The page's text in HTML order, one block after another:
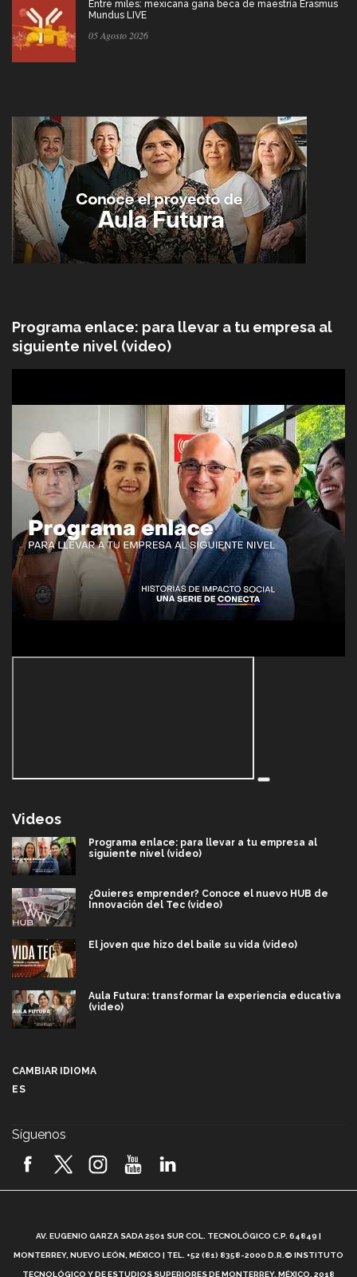
Entre miles: mexicana gana beca de maestría Erasmus
Mundus LIVE
05 Agosto 2026
Programa enlace: para llevar a tu empresa al
siguiente nivel (video)
Videos
Programa enlace: para llevar a tu empresa al
siguiente nivel (video)
¿Quieres emprender? Conoce el nuevo HUB de
Innovación del Tec (video)
El joven que hizo del baile su vida (video)
Aula Futura: transformar la experiencia educativa
(video)
2026! (video)
¿Cómo es el Modelo Educativo Tec? (video)
CAMBIAR IDIOMA
ES
Síguenos
AV. EUGENIO GARZA SADA 2501 SUR COL. TECNOLÓGICO C.P. 64849 |
MONTERREY, NUEVO LEÓN, MÉXICO | TEL. +52 (81) 8358-2000 D.R.© INSTITUTO
TECNOLÓGICO Y DE ESTUDIOS SUPERIORES DE MONTERREY, MÉXICO. 2018